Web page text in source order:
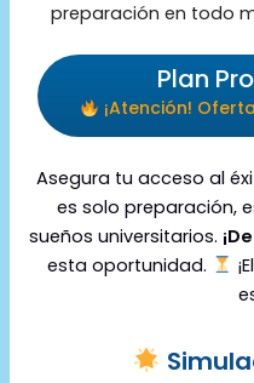
preparación en todo
Plan
¡Atención!
Asegura tu acceso al
es solo preparación,
sueños universitarios.
esta oportunidad.